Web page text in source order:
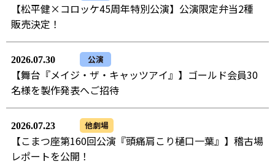
【松平健×コロッケ45周年特別公演】公演限定弁当2種
販売決定！
2026.07.30 公演
【舞台『メイジ・ザ・キャッツアイ』】ゴールド会員30
名様を製作発表へご招待
2026.07.23 他劇場
【こまつ座第160回公演『頭痛肩こり樋口一葉』】稽古場
レポートを公開！